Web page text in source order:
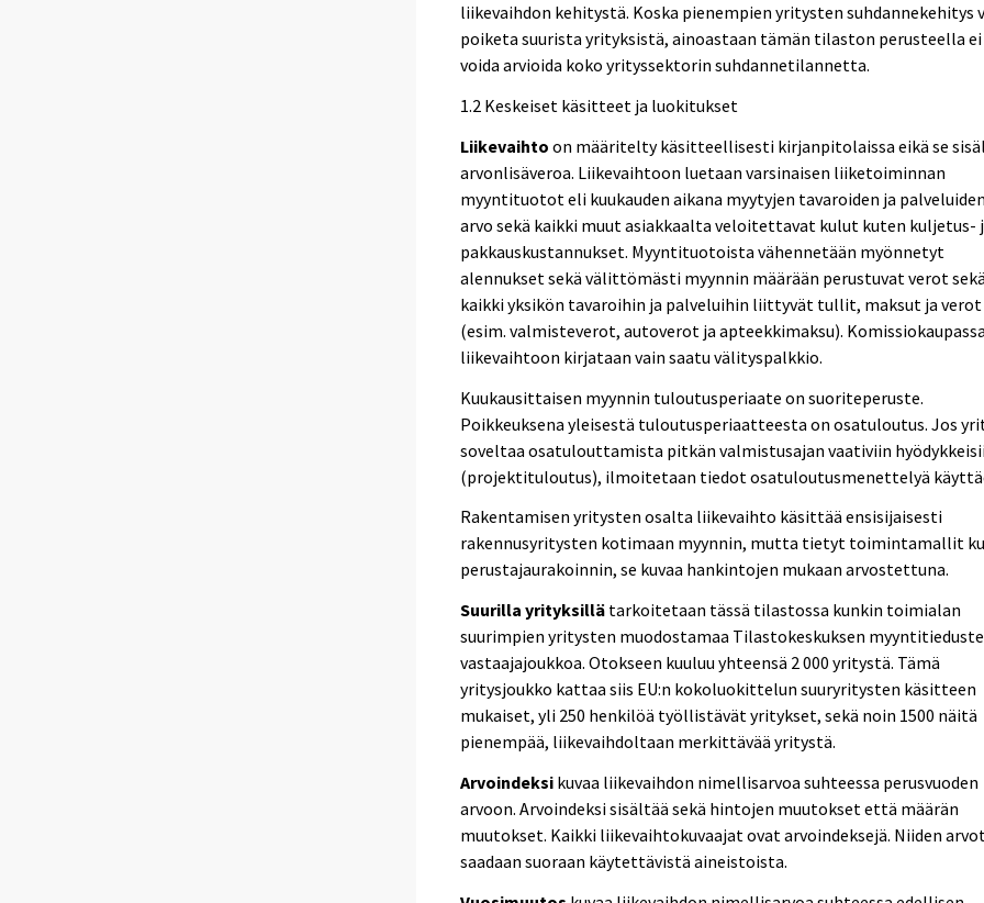
liikevaihdon kehitystä. Koska pienempien yritysten suhdannekehitys
poiketa suurista yrityksistä, ainoastaan tämän tilaston perusteella ei
voida arvioida koko yrityssektorin suhdannetilannetta.
1.2 Keskeiset käsitteet ja luokitukset
Liikevaihto on määritelty käsitteellisesti kirjanpitolaissa eikä se
arvonlisäveroa. Liikevaihtoon luetaan varsinaisen liiketoiminnan
myyntituotot eli kuukauden aikana myytyjen tavaroiden ja palveluiden
arvo sekä kaikki muut asiakkaalta veloitettavat kulut kuten kuljetus-
pakkauskustannukset. Myyntituotoista vähennetään myönnetyt
alennukset sekä välittömästi myynnin määrään perustuvat verot sekä
kaikki yksikön tavaroihin ja palveluihin liittyvät tullit, maksut ja verot
(esim. valmisteverot, autoverot ja apteekkimaksu). Komissiokaupassa
liikevaihtoon kirjataan vain saatu välityspalkkio.
Kuukausittaisen myynnin tuloutusperiaate on suoriteperuste.
Poikkeuksena yleisestä tuloutusperiaatteesta on osatuloutus. Jos
soveltaa osatulouttamista pitkän valmistusajan vaativiin
(projektituloutus), ilmoitetaan tiedot osatuloutusmenettelyä
Rakentamisen yritysten osalta liikevaihto käsittää ensisijaisesti
rakennusyritysten kotimaan myynnin, mutta tietyt toimintamallit
perustajaurakoinnin, se kuvaa hankintojen mukaan arvostettuna.
Suurilla yrityksillä tarkoitetaan tässä tilastossa kunkin toimialan
suurimpien yritysten muodostamaa Tilastokeskuksen
vastaajajoukkoa. Otokseen kuuluu yhteensä 2 000 yritystä. Tämä
yritysjoukko kattaa siis EU:n kokoluokittelun suuryritysten käsitteen
mukaiset, yli 250 henkilöä työllistävät yritykset, sekä noin 1500 näitä
pienempää, liikevaihdoltaan merkittävää yritystä.
Arvoindeksi kuvaa liikevaihdon nimellisarvoa suhteessa perusvuoden
arvoon. Arvoindeksi sisältää sekä hintojen muutokset että määrän
muutokset. Kaikki liikevaihtokuvaajat ovat arvoindeksejä. Niiden arvot
saadaan suoraan käytettävistä aineistoista.